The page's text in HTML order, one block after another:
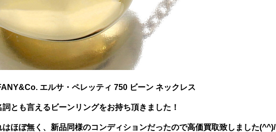
エルサ・ペレッティ 750 ビーン ネックレス
とも言えるビーンリングをお持ち頂きました！
はほぼ無く、新品同様のコンディションだったので高価買取致しました(^^)/